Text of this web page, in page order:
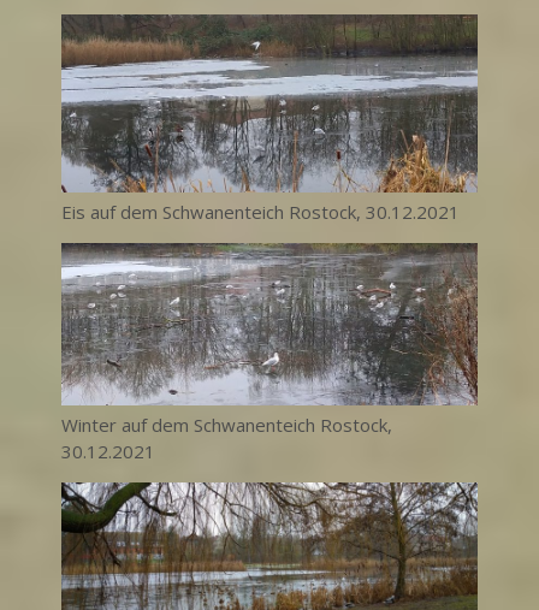
Eis auf dem Schwanenteich Rostock, 30.12.2021
Winter auf dem Schwanenteich Rostock,
30.12.2021